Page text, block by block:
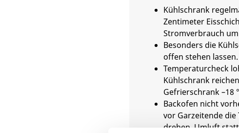
Kühlschrank
Zentimeter
Stromverbrauch um
Besonders die
offen stehen lassen.
Temperaturcheck
Kühlschrank
Gefrierschrank –18
Backofen nicht
vor Garzeitende
drehen. Umluft